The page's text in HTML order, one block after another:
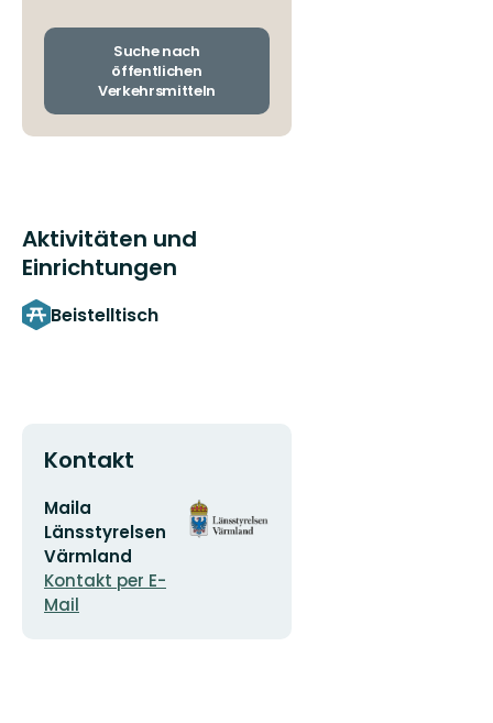
Ankunftshaltestellen
Suche nach
öffentlichen
Verkehrsmitteln
Aktivitäten und
Einrichtungen
Beistelltisch
Kontakt
E-
Mail-
Adresse
Maila
Länsstyrelsen
Värmland
Kontakt per E-
Mail
Logotyp
der